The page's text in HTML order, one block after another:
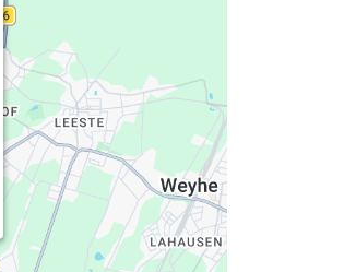
Freiheit empfinden und